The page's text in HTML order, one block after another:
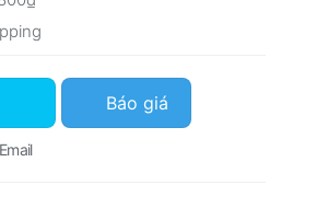
- II 5010 với giá 910.000₫, số
Báo giá
Email